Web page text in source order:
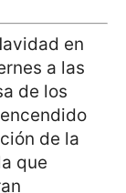
en
a las
de los
de la
que